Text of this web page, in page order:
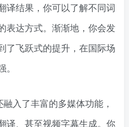
译结果，你可以了解不同词
表达方式。渐渐地，你会发
了飞跃式的提升，在国际场
入了丰富的多媒体功能，
译、甚至视频字幕生成。你